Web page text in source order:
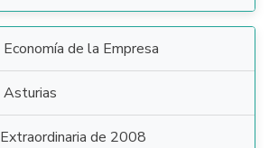
Economía de la Empresa
Asturias
Extraordinaria de 2008